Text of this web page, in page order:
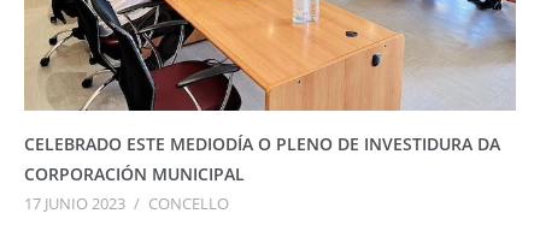
CELEBRADO ESTE MEDIODÍA O PLENO DE INVESTIDURA DA
CORPORACIÓN MUNICIPAL
17 JUNIO 2023 / CONCELLO